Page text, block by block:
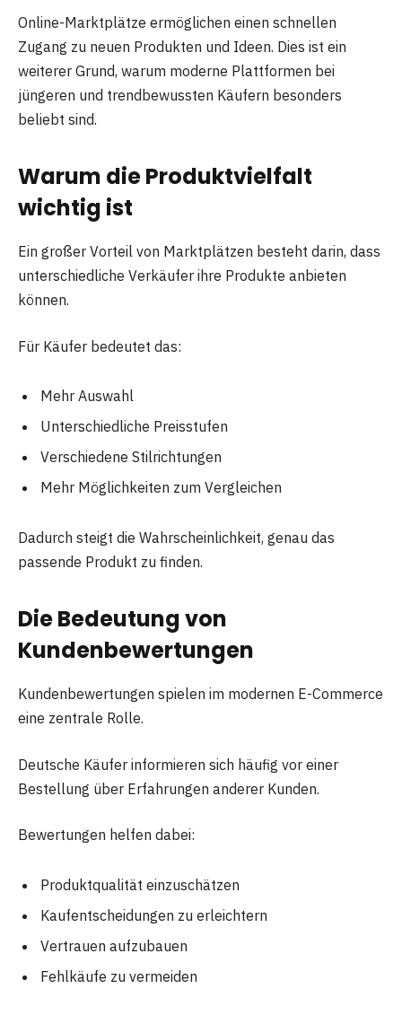
Online-Marktplätze ermöglichen einen schnellen
Zugang zu neuen Produkten und Ideen. Dies ist ein
weiterer Grund, warum moderne Plattformen bei
jüngeren und trendbewussten Käufern besonders
beliebt sind.
Warum die Produktvielfalt
wichtig ist
Ein großer Vorteil von Marktplätzen besteht darin, dass
unterschiedliche Verkäufer ihre Produkte anbieten
können.
Für Käufer bedeutet das:
Mehr Auswahl
Unterschiedliche Preisstufen
Verschiedene Stilrichtungen
Mehr Möglichkeiten zum Vergleichen
Dadurch steigt die Wahrscheinlichkeit, genau das
passende Produkt zu finden.
Die Bedeutung von
Kundenbewertungen
Kundenbewertungen spielen im modernen E-Commerce
eine zentrale Rolle.
Deutsche Käufer informieren sich häufig vor einer
Bestellung über Erfahrungen anderer Kunden.
Bewertungen helfen dabei:
Produktqualität einzuschätzen
Kaufentscheidungen zu erleichtern
Vertrauen aufzubauen
Fehlkäufe zu vermeiden